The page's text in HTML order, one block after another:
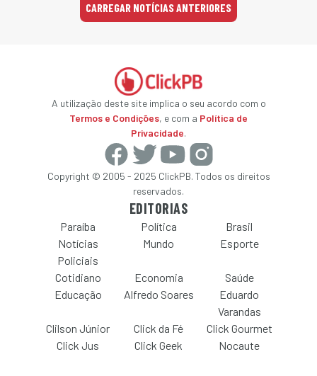
CARREGAR NOTÍCIAS ANTERIORES
A utilização deste site implica o seu acordo com o
Termos e Condições, e com a Política de
Privacidade.
Copyright © 2005 - 2025 ClickPB. Todos os direitos
reservados.
EDITORIAS
Paraíba Política
Brasil
Notícias
Policiais
Mundo Esporte
Cotidiano Economia
Saúde
Educação
Alfredo Soares
Eduardo
Varandas
Clilson Júnior
Click da Fé
Click Gourmet
Click Jus
Click Geek Nocaute